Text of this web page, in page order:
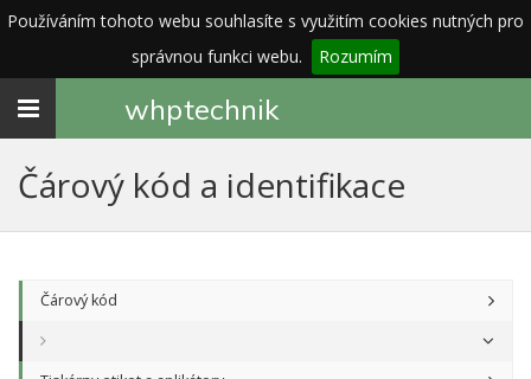
Používáním tohoto webu souhlasíte s využitím cookies nutných pro
správnou funkci webu.
Rozumím
Toggle
whptechnik
Čárový kód a identifikace
Čárový kód